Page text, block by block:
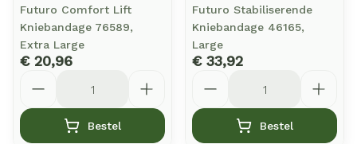
Futuro Comfort Lift
Kniebandage 76589,
Extra Large
€ 20,96
Bestel
Futuro Stabiliserende
Kniebandage 46165,
Large
€ 33,92
Bestel